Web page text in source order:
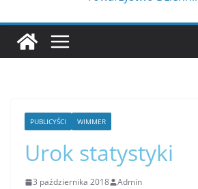
PUBLICYŚCI WIMMER
Urok statystyki
3 października 2018 Admin